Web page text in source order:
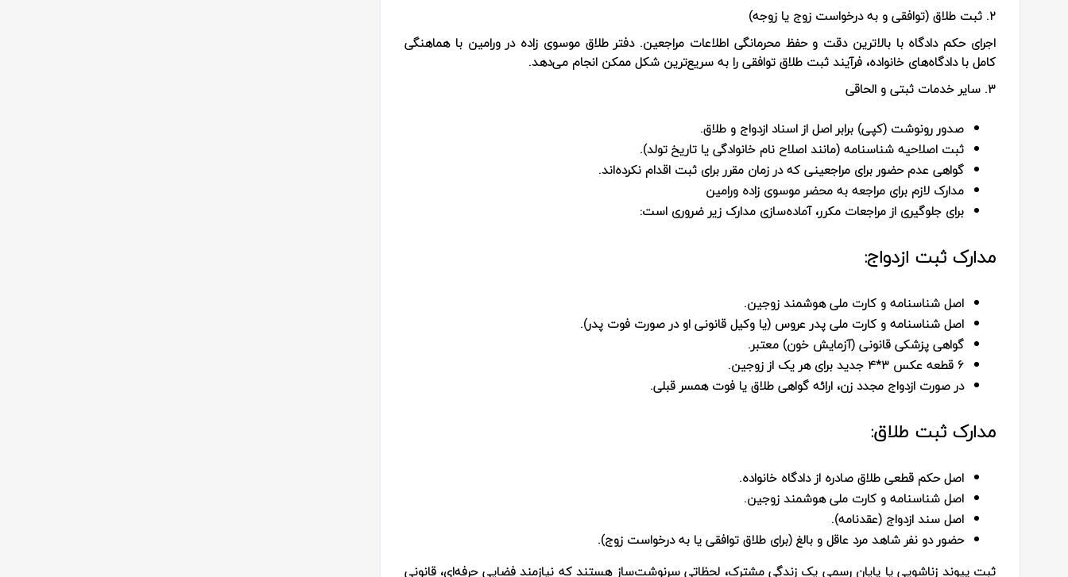
۲. ثبت طلاق (توافقی و به درخواست زوج یا زوجه)
اجرای حکم دادگاه با بالاترین دقت و حفظ محرمانگی اطلاعات مراجعین. دفتر طلاق موسوی زاده در ورامین با هماهنگی
کامل با دادگاه‌های خانواده، فرآیند ثبت طلاق توافقی را به سریع‌ترین شکل ممکن انجام می‌دهد.
۳. سایر خدمات ثبتی و الحاقی
صدور رونوشت (کپی) برابر اصل از اسناد ازدواج و طلاق.
ثبت اصلاحیه شناسنامه (مانند اصلاح نام خانوادگی یا تاریخ تولد).
گواهی عدم حضور برای مراجعینی که در زمان مقرر برای ثبت اقدام نکرده‌اند.
مدارک لازم برای مراجعه به محضر موسوی زاده ورامین
برای جلوگیری از مراجعات مکرر، آماده‌سازی مدارک زیر ضروری است:
مدارک ثبت ازدواج:
اصل شناسنامه و کارت ملی هوشمند زوجین.
اصل شناسنامه و کارت ملی پدر عروس (یا وکیل قانونی او در صورت فوت پدر).
گواهی پزشکی قانونی (آزمایش خون) معتبر.
۶ قطعه عکس ۳*۴ جدید برای هر یک از زوجین.
در صورت ازدواج مجدد زن، ارائه گواهی طلاق یا فوت همسر قبلی.
مدارک ثبت طلاق:
اصل حکم قطعی طلاق صادره از دادگاه خانواده.
اصل شناسنامه و کارت ملی هوشمند زوجین.
اصل سند ازدواج (عقدنامه).
حضور دو نفر شاهد مرد عاقل و بالغ (برای طلاق توافقی یا به درخواست زوج).
ثبت پیوند زناشویی یا پایان رسمی یک زندگی مشترک، لحظاتی سرنوشت‌ساز هستند که نیازمند فضایی حرفه‌ای، قانونی